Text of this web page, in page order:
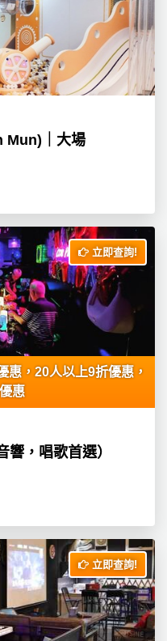
Mun)｜大場
立即查詢!
，20人以上9折優惠，
惠
，唱歌首選）
立即查詢!